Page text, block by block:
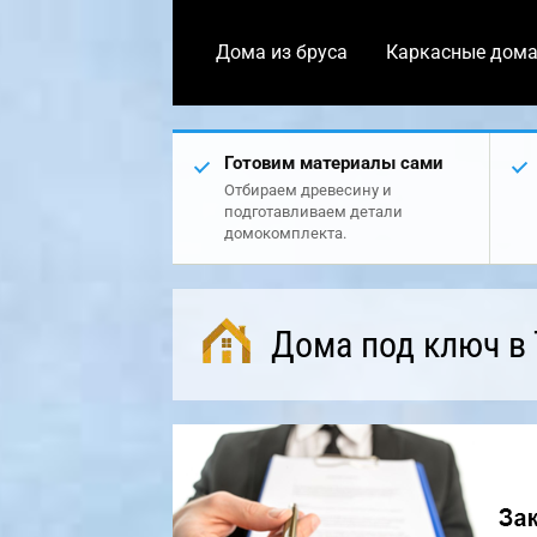
Дома из бруса Каркасные дома
Готовим материалы сами
Отбираем древесину и
подготавливаем детали
домокомплекта.
Дома под ключ в